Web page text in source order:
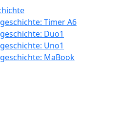
Timer A6
Duo1
Uno1
MaBook